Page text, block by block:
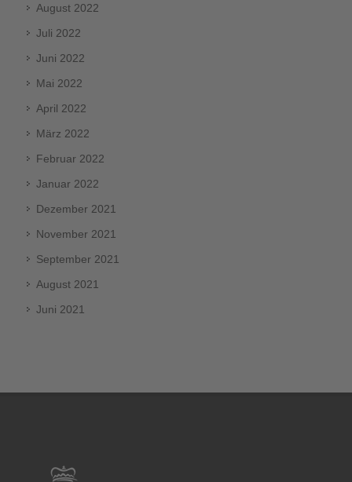
August 2022
Juli 2022
Juni 2022
Mai 2022
April 2022
März 2022
Februar 2022
Januar 2022
Dezember 2021
November 2021
September 2021
August 2021
Juni 2021